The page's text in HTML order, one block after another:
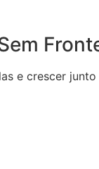
e crescer